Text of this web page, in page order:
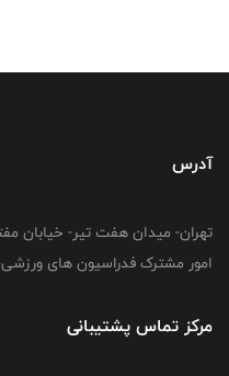
آدرس
امور مشترک فدراسیون های ورزشی-
مرکز تماس پشتیبانی